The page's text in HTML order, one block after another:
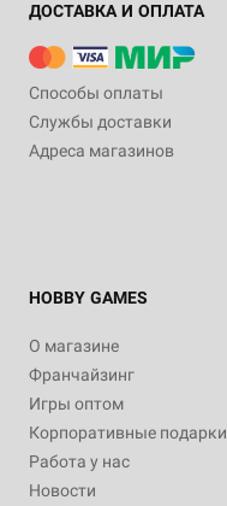
ДОСТАВКА И ОПЛАТА
Способы оплаты
Службы доставки
Адреса магазинов
HOBBY GAMES
О магазине
Франчайзинг
Игры оптом
Корпоративные подарки
Работа у нас
Новости